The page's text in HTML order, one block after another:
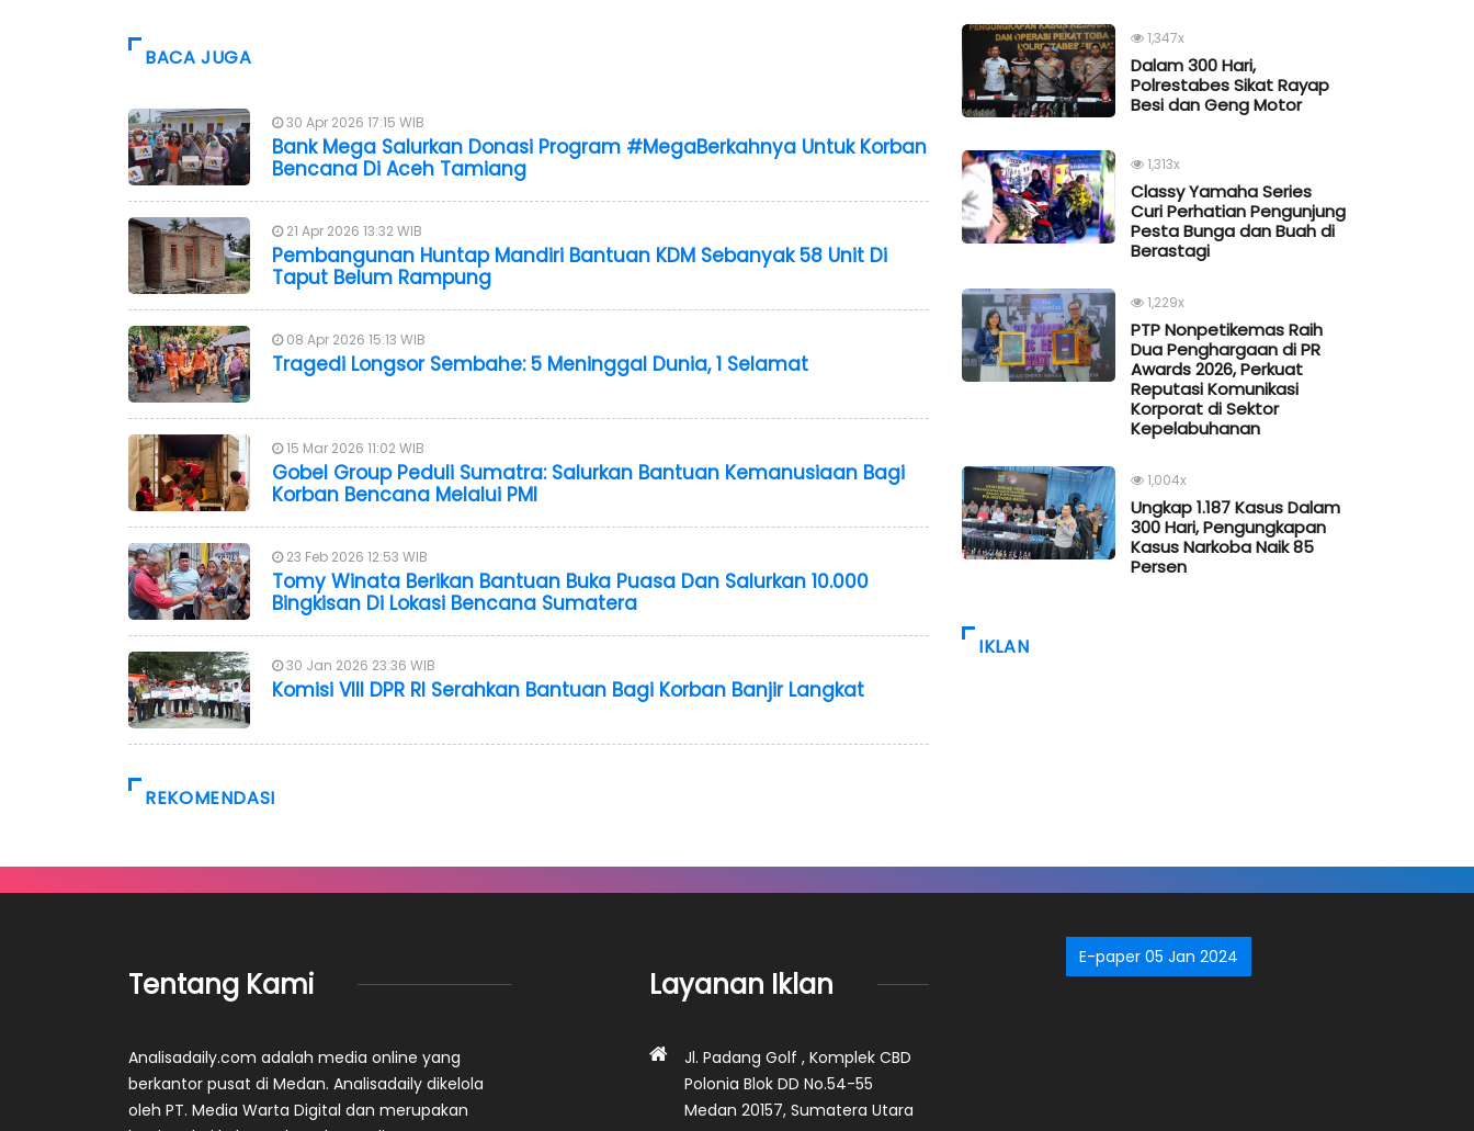
BACA JUGA
30 Apr 2026 17:15 WIB
Bank Mega Salurkan Donasi Program #MegaBerkahnya Untuk Korban
Bencana Di Aceh Tamiang
21 Apr 2026 13:32 WIB
Pembangunan Huntap Mandiri Bantuan KDM Sebanyak 58 Unit Di
Taput Belum Rampung
08 Apr 2026 15:13 WIB
Tragedi Longsor Sembahe: 5 Meninggal Dunia, 1 Selamat
15 Mar 2026 11:02 WIB
Gobel Group Peduli Sumatra: Salurkan Bantuan Kemanusiaan Bagi
Korban Bencana Melalui PMI
23 Feb 2026 12:53 WIB
Tomy Winata Berikan Bantuan Buka Puasa Dan Salurkan 10.000
Bingkisan Di Lokasi Bencana Sumatera
30 Jan 2026 23:36 WIB
Komisi VIII DPR RI Serahkan Bantuan Bagi Korban Banjir Langkat
REKOMENDASI
1,347x
Dalam 300 Hari,
Polrestabes Sikat Rayap
Besi dan Geng Motor
1,313x
Classy Yamaha Series
Curi Perhatian Pengunjung
Pesta Bunga dan Buah di
Berastagi
1,229x
PTP Nonpetikemas Raih
Dua Penghargaan di PR
Awards 2026, Perkuat
Reputasi Komunikasi
Korporat di Sektor
Kepelabuhanan
1,004x
Ungkap 1.187 Kasus Dalam
300 Hari, Pengungkapan
Kasus Narkoba Naik 85
Persen
IKLAN
Tentang Kami
Analisadaily.com adalah media online yang
berkantor pusat di Medan. Analisadaily dikelola
oleh PT. Media Warta Digital dan merupakan
Layanan Iklan
Jl. Padang Golf , Komplek CBD
Polonia Blok DD No.54-55
Medan 20157, Sumatera Utara
E-paper 05 Jan 2024